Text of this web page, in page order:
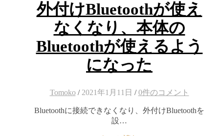
外付けBluetoothが使え
なくなり、本体の
Bluetoothが使えるよう
になった
Tomoko / 2021年1月11日 / 0件のコメント
Bluetoothに接続できなくなり、外付けBluetoothを
設…